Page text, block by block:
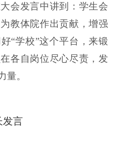
会发言中讲到：学生会
教体院作出贡献，增强
“学校”这个平台，来锻
各自岗位尽心尽责，发
量。
发言